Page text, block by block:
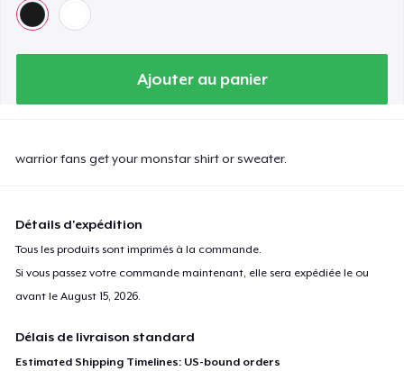
Ajouter au panier
warrior fans get your monstar shirt or sweater.
Détails d'expédition
Tous les produits sont imprimés à la commande.
Si vous passez votre commande maintenant, elle sera expédiée le ou
avant leAugust 15, 2026.
Délais de livraison standard
Estimated Shipping Timelines: US-bound orders